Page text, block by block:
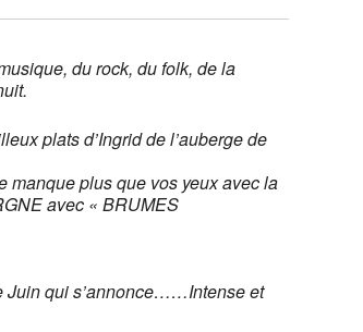
du rock, du folk, de la
plats d’Ingrid de l’auberge de
manque plus que vos yeux avec la
avec « BRUMES
Juin qui s’annonce……Intense et